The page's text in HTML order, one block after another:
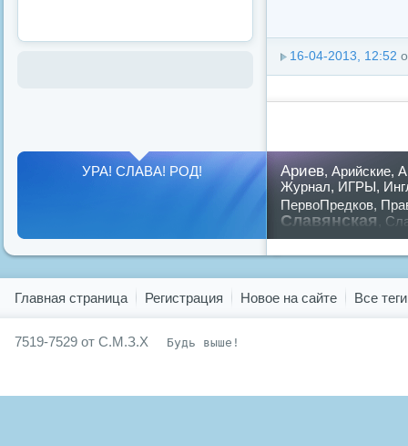
16-04-2013, 12:52
Ариев, Арийские,
Журнал, ИГРЫ,
ПервоПредков,
Славянская
предков,путин,
УРА! СЛАВА! РОД!
Главная страница Регистрация Новое на сайте Все теги
7519-7529 от С.М.З.Х Будь выше!